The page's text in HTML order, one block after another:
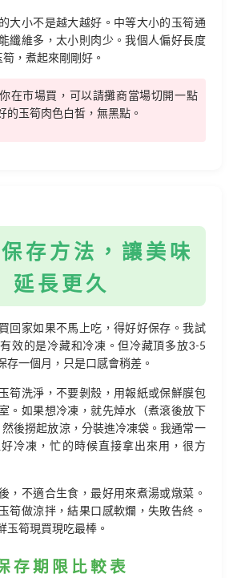
大小不是越大越好。中等大小的玉筍通
纖維多，太小則肉少。我個人偏好長度
，煮起來剛剛好。
在市場買，可以請攤商當場切開一點
的玉筍肉色白皙，無黑點。
存方法，讓美味
延長更久
回家如果不馬上吃，得好好保存。我試
效的是冷藏和冷凍。但冷藏頂多放3-5
存一個月，只是口感會稍差。
筍洗淨，不要剝殼，用報紙或保鮮膜包
。如果想冷凍，就先焯水（煮滾後放下
後撈起放涼，分裝進冷凍袋。我通常一
冷凍，忙的時候直接拿出來用，很方
，不適合生食，最好用來煮湯或燉菜。
筍做涼拌，結果口感軟爛，失敗告終。
玉筍現買現吃最棒。
存期限比較表